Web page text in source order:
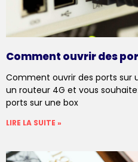
Comment ouvrir des
Comment ouvrir des ports sur
un routeur 4G et vous
ports sur une box
LIRE LA SUITE »